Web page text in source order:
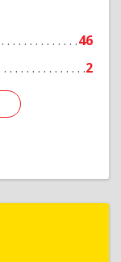
46
2
Подробнее